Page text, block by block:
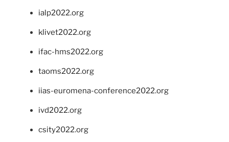
ialp2022.org
klivet2022.org
ifac-hms2022.org
taoms2022.org
iias-euromena-conference2022.org
ivd2022.org
csity2022.org